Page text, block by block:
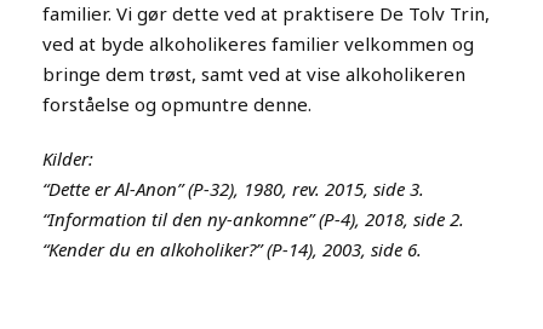
familier. Vi gør dette ved at praktisere De Tolv Trin,
ved at byde alkoholikeres familier velkommen og
bringe dem trøst, samt ved at vise alkoholikeren
forståelse og opmuntre denne.
Kilder:
“Dette er Al-Anon” (P-32), 1980, rev. 2015, side 3.
“Information til den ny-ankomne” (P-4), 2018, side 2.
“Kender du en alkoholiker?” (P-14), 2003, side 6.